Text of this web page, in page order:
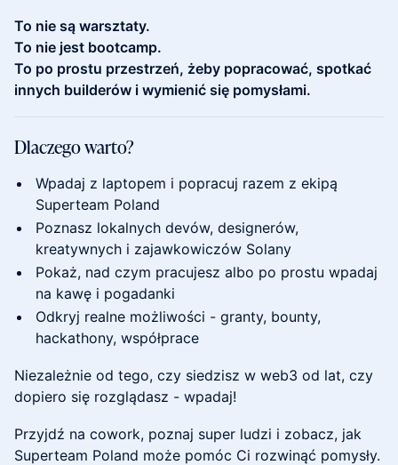
To nie są warsztaty.
To nie jest bootcamp.
To po prostu przestrzeń, żeby popracować, spotkać
innych builderów i wymienić się pomysłami.
Dlaczego warto?
Wpadaj z laptopem i popracuj razem z ekipą
Superteam Poland
Poznasz lokalnych devów, designerów,
kreatywnych i zajawkowiczów Solany
Pokaż, nad czym pracujesz albo po prostu wpadaj
na kawę i pogadanki
Odkryj realne możliwości - granty, bounty,
hackathony, współprace
Niezależnie od tego, czy siedzisz w web3 od lat, czy
dopiero się rozglądasz - wpadaj!
Przyjdź na cowork, poznaj super ludzi i zobacz, jak
Superteam Poland może pomóc Ci rozwinąć pomysły.